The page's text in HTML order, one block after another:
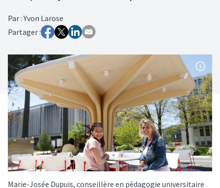
Par:Yvon Larose
Partager :
Marie-Josée Dupuis, conseillère en pédagogie universitaire